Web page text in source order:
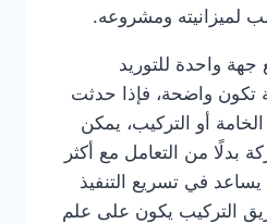
لميزانيته ومشروعه.
واحدة للتوريد
تكون واضحة، فإذا حدثت
أو التركيب، يمكن
بدلًا من التعامل مع أكثر
في تسريع التنفيذ
التركيب يكون على علم